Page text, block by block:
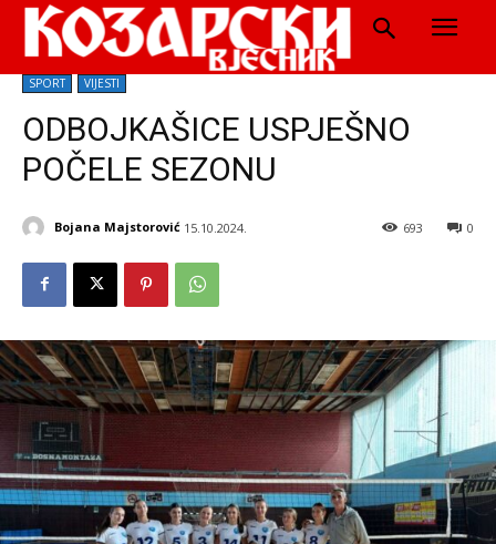
SPORT VIJESTI
ODBOJKAŠICE USPJEŠNO
POČELE SEZONU
Bojana Majstorović 15.10.2024. 0
693